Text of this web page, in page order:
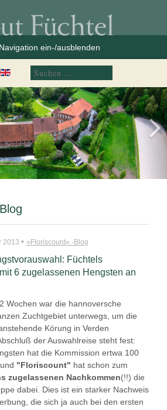
Navigation ein-/ausblenden
2013 • »Floriscount« -Blog
Füchtels
6 zugelassenen Hengsten an
Wochen war die hannoversche
Zuchtgebiet unterwegs, um die
Körung in Verden
der Auswahlreise steht fest:
hat die Kommission ertwa 100
"Floriscount" hat schon zum
zugelassenen Nachkommen(!!) die
dabei. Dies ist ein starker Nachweis
die sich ja auch bei den ersten